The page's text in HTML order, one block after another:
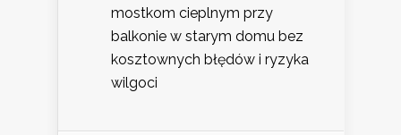
mostkom cieplnym przy
balkonie w starym domu bez
kosztownych błędów i ryzyka
wilgoci